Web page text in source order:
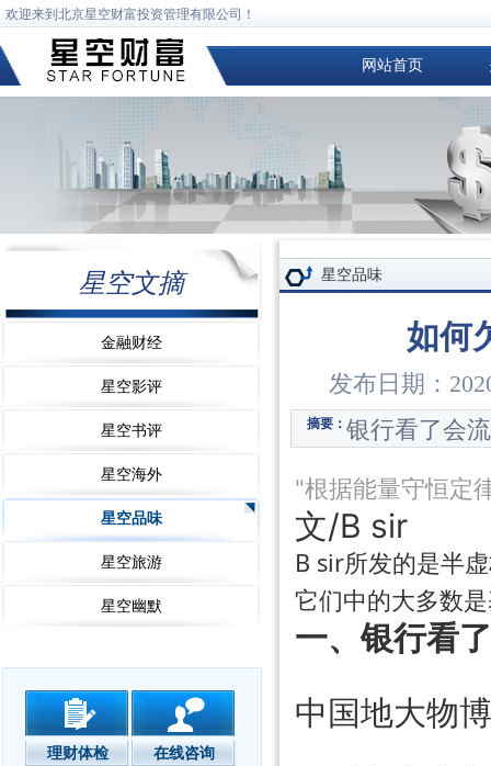
欢迎来到北京星空财富投资管理有限公司！
网站首页
星空文摘
金融财经
星空影评
星空书评
星空海外
星空品味
星空旅游
星空幽默
理财体检 在线咨询
星空品味
如何
发布日期：
摘要： 银行看了会
"根据能量守恒定
文/B sir
B sir所发的是半
它们中的大多数
一、银行看
中国地大物